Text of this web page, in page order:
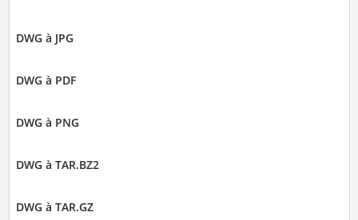
DWG à JPG
DWG à PDF
DWG à PNG
DWG à TAR.BZ2
DWG à TAR.GZ